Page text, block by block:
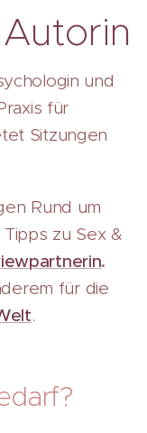
und
für
Sitzungen
Rund um
Tipps zu Sex &
.
für die
.